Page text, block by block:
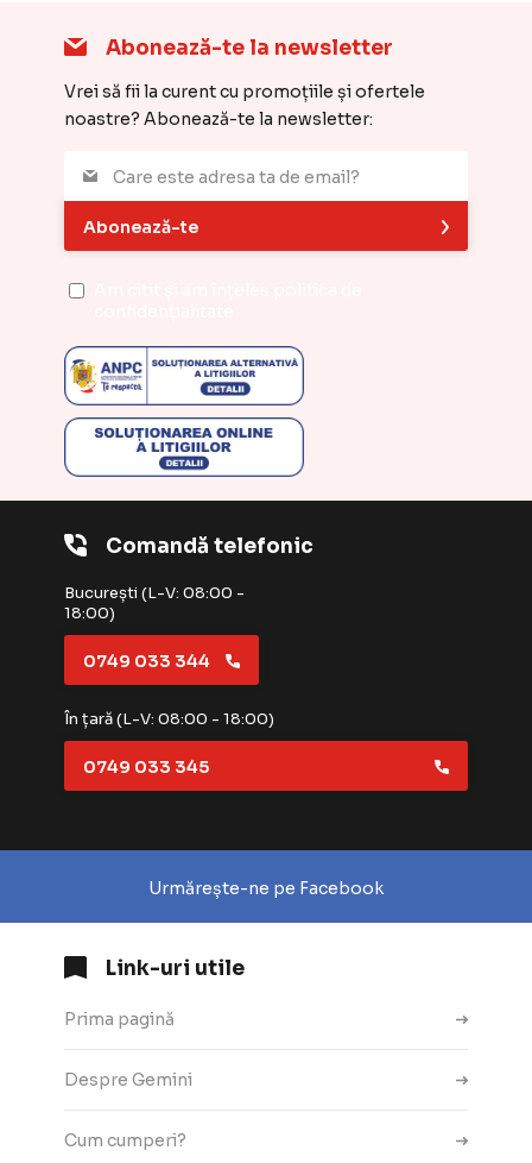
Comandă telefonic
București (L-V: 08:00 -
18:00)
0749 033 344
În țară (L-V: 08:00 - 18:00)
0749 033 345
Urmărește-ne pe Facebook
Link-uri utile
Prima pagină
Despre Gemini
Cum cumperi?
Abonează-te la newsletter
Vrei să fii la curent cu promoțiile și ofertele
noastre? Abonează-te la newsletter:
Abonează-te